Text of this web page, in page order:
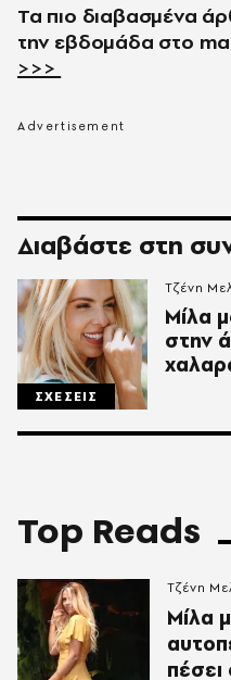
Τα πιο διαβασμένα
την εβδομάδα στο
>>>
Διαβάστε στη
ΣΧΕΣΕΙΣ
Μίλα
στην
Τζένη
Top Reads
Μίλα
Τζένη